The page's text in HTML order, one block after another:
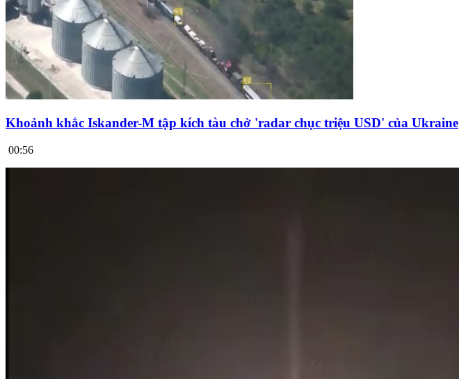
Khoảnh khắc Iskander-M tập kích tàu chở 'radar chục triệu USD' của Ukraine
00:56